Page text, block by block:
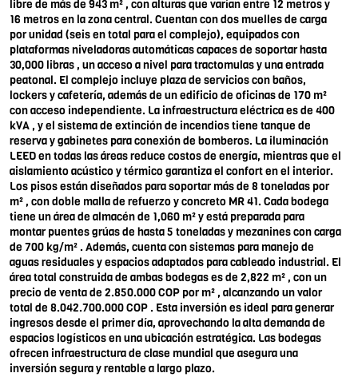
libre de más de 943 m² , con alturas que varían entre 12 metros y
16 metros en la zona central. Cuentan con dos muelles de carga
por unidad (seis en total para el complejo), equipados con
plataformas niveladoras automáticas capaces de soportar hasta
30,000 libras , un acceso a nivel para tractomulas y una entrada
peatonal. El complejo incluye plaza de servicios con baños,
lockers y cafetería, además de un edificio de oficinas de 170 m²
con acceso independiente. La infraestructura eléctrica es de 400
kVA , y el sistema de extinción de incendios tiene tanque de
reserva y gabinetes para conexión de bomberos. La iluminación
LEED en todas las áreas reduce costos de energía, mientras que el
aislamiento acústico y térmico garantiza el confort en el interior.
Los pisos están diseñados para soportar más de 8 toneladas por
m² , con doble malla de refuerzo y concreto MR 41. Cada bodega
tiene un área de almacén de 1,060 m² y está preparada para
montar puentes grúas de hasta 5 toneladas y mezanines con carga
de 700 kg/m² . Además, cuenta con sistemas para manejo de
aguas residuales y espacios adaptados para cableado industrial. El
área total construida de ambas bodegas es de 2,822 m² , con un
precio de venta de 2.850.000 COP por m² , alcanzando un valor
total de 8.042.700.000 COP . Esta inversión es ideal para generar
ingresos desde el primer día, aprovechando la alta demanda de
espacios logísticos en una ubicación estratégica. Las bodegas
ofrecen infraestructura de clase mundial que asegura una
inversión segura y rentable a largo plazo.